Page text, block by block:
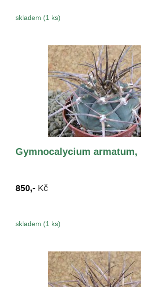
skladem (1 ks)
Gymnocalycium armatum,
850,- Kč
skladem (1 ks)